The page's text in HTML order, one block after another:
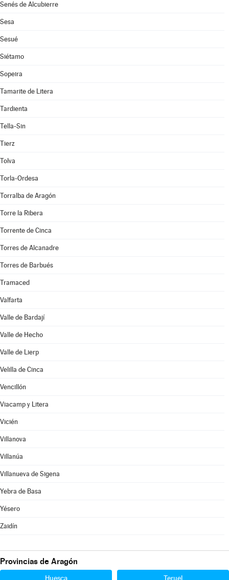
Senés de Alcubierre
Sesa
Sesué
Siétamo
Sopeira
Tamarite de Litera
Tardienta
Tella-Sin
Tierz
Tolva
Torla-Ordesa
Torralba de Aragón
Torre la Ribera
Torrente de Cinca
Torres de Alcanadre
Torres de Barbués
Tramaced
Valfarta
Valle de Bardají
Valle de Hecho
Valle de Lierp
Velilla de Cinca
Vencillón
Viacamp y Litera
Vicién
Villanova
Villanúa
Villanueva de Sigena
Yebra de Basa
Yésero
Zaidín
Provincias de Aragón
Huesca Teruel